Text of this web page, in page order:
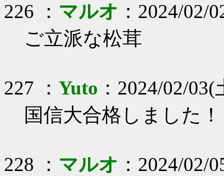
226 ： マルオ ：2024/02/
ご立派な松茸
227 ： Yuto ：2024/02/
国信大合格しました！
228 ： マルオ ：2024/02/